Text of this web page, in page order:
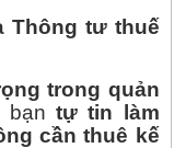
Thông tư thuế
trong quản
bạn tự tin làm
cần thuê kế